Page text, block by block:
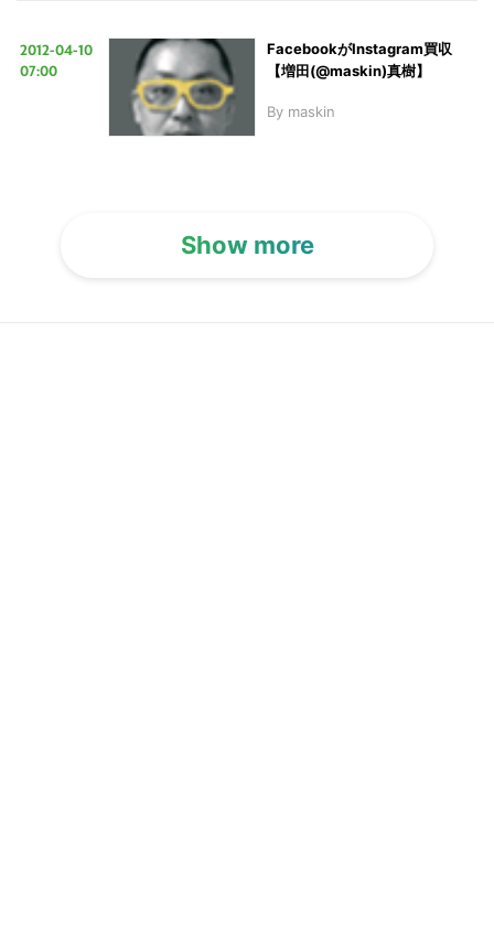
2012-04-10
07:00
FacebookがInstagram買収
【増田(@maskin)真樹】
By maskin
Show more